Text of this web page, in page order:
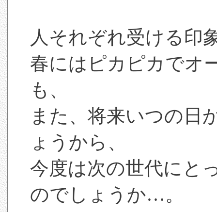
人それぞれ受ける印
春にはピカピカでオ
も、
また、将来いつの日
ょうから、
今度は次の世代にと
のでしょうか…。